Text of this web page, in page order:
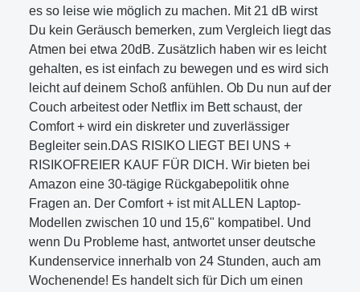
es so leise wie möglich zu machen. Mit 21 dB wirst
Du kein Geräusch bemerken, zum Vergleich liegt das
Atmen bei etwa 20dB. Zusätzlich haben wir es leicht
gehalten, es ist einfach zu bewegen und es wird sich
leicht auf deinem Schoß anfühlen. Ob Du nun auf der
Couch arbeitest oder Netflix im Bett schaust, der
Comfort + wird ein diskreter und zuverlässiger
Begleiter sein.DAS RISIKO LIEGT BEI UNS +
RISIKOFREIER KAUF FÜR DICH. Wir bieten bei
Amazon eine 30-tägige Rückgabepolitik ohne
Fragen an. Der Comfort + ist mit ALLEN Laptop-
Modellen zwischen 10 und 15,6" kompatibel. Und
wenn Du Probleme hast, antwortet unser deutsche
Kundenservice innerhalb von 24 Stunden, auch am
Wochenende! Es handelt sich für Dich um einen